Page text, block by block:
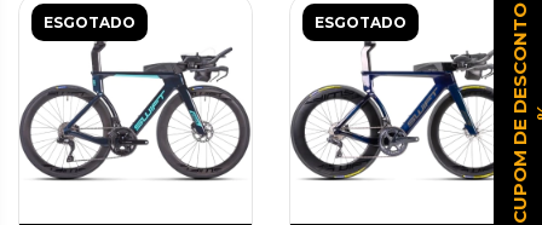
ESGOTADO ESGOTADO C
U
P
O
M
D
E
D
E
S
C
O
N
T
O